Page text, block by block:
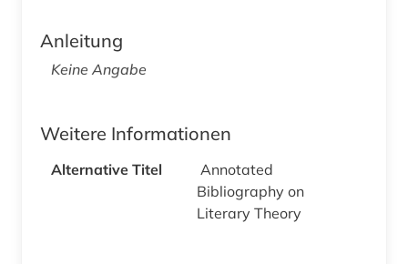
Anleitung
Keine Angabe
Weitere Informationen
Alternative Titel
Annotated
Bibliography on
Literary Theory